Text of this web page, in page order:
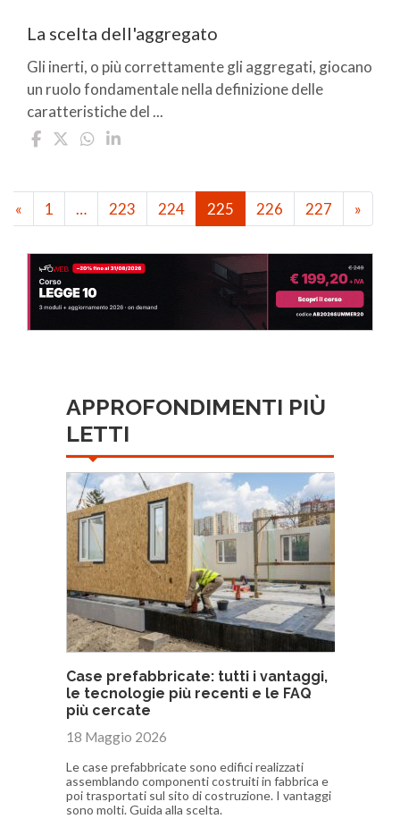
La scelta dell'aggregato
Gli inerti, o più correttamente gli aggregati, giocano
un ruolo fondamentale nella definizione delle
caratteristiche del ...
« 1 … 223 224 225 226 227 »
APPROFONDIMENTI PIÙ
LETTI
Case prefabbricate: tutti i vantaggi,
le tecnologie più recenti e le FAQ
più cercate
18 Maggio 2026
Le case prefabbricate sono edifici realizzati
assemblando componenti costruiti in fabbrica e
poi trasportati sul sito di costruzione. I vantaggi
sono molti. Guida alla scelta.